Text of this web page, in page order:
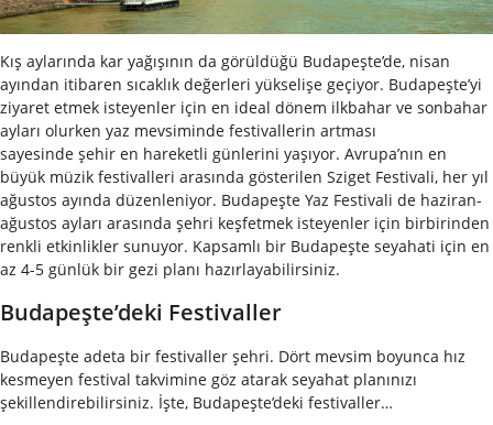
Kış aylarında kar yağışının da görüldüğü Budapeşte’de, nisan
ayından itibaren sıcaklık değerleri yükselişe geçiyor. Budapeşte’yi
ziyaret etmek isteyenler için en ideal dönem ilkbahar ve sonbahar
ayları olurken yaz mevsiminde festivallerin artması
sayesinde şehir en hareketli günlerini yaşıyor. Avrupa’nın en
büyük müzik festivalleri arasında gösterilen Sziget Festivali, her yıl
ağustos ayında düzenleniyor. Budapeşte Yaz Festivali de haziran-
ağustos ayları arasında şehri keşfetmek isteyenler için birbirinden
renkli etkinlikler sunuyor. Kapsamlı bir Budapeşte seyahati için en
az 4-5 günlük bir gezi planı hazırlayabilirsiniz.
Budapeşte’deki Festivaller
Budapeşte adeta bir festivaller şehri. Dört mevsim boyunca hız
kesmeyen festival takvimine göz atarak seyahat planınızı
şekillendirebilirsiniz. İşte, Budapeşte’deki festivaller…